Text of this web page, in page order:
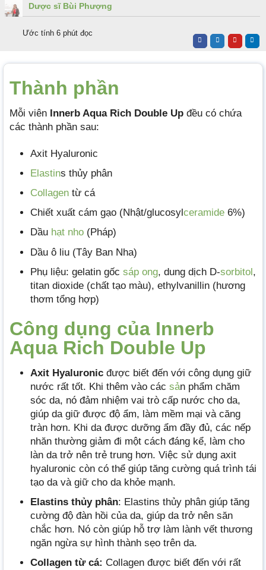
Dược sĩ Bùi Phượng
Ước tính 6 phút đọc
Thành phần
Mỗi viên Innerb Aqua Rich Double Up đều có chứa
các thành phần sau:
Axit Hyaluronic
Elastins thủy phân
Collagen từ cá
Chiết xuất cám gạo (Nhật/glucosyl ceramide 6%)
Dầu hạt nho (Pháp)
Dầu ô liu (Tây Ban Nha)
Phụ liệu: gelatin gốc sáp ong, dung dịch D-sorbitol,
titan dioxide (chất tạo màu), ethylvanillin (hương
thơm tổng hợp)
Công dụng của Innerb
Aqua Rich Double Up
Axit Hyaluronic được biết đến với công dụng giữ
nước rất tốt. Khi thêm vào các sản phẩm chăm
sóc da, nó đảm nhiệm vai trò cấp nước cho da,
giúp da giữ được độ ẩm, làm mềm mại và căng
tràn hơn. Khi da được dưỡng ẩm đầy đủ, các nếp
nhăn thường giảm đi một cách đáng kể, làm cho
làn da trở nên trẻ trung hơn. Việc sử dụng axit
hyaluronic còn có thể giúp tăng cường quá trình tái
tạo da và giữ cho da khỏe mạnh.
Elastins thủy phân: Elastins thủy phân giúp tăng
cường độ đàn hồi của da, giúp da trở nên săn
chắc hơn. Nó còn giúp hỗ trợ làm lành vết thương
ngăn ngừa sự hình thành sẹo trên da.
Collagen từ cá: Collagen được biết đến với rất